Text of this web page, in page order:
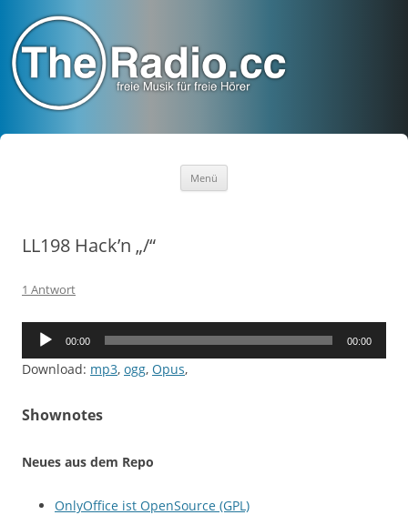
Menü
LL198 Hack’n „/“
1 Antwort
Audio-
00:00 00:00
Download: mp3, ogg, Opus,
Shownotes
Neues aus dem Repo
OnlyOffice ist OpenSource (GPL)